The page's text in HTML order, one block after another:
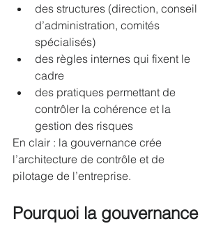
des structures (direction, conseil
d’administration, comités
spécialisés)
des règles internes qui fixent le
cadre
des pratiques permettant de
contrôler la cohérence et la
gestion des risques
En clair : la gouvernance crée
l’architecture de contrôle et de
pilotage de l’entreprise.
Pourquoi la gouvernance